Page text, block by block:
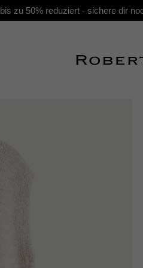
zu 50% reduziert - sichere dir